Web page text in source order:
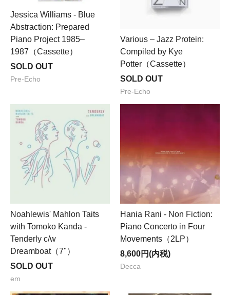
Jessica Williams - Blue
Abstraction: Prepared
Piano Project 1985–
1987（Cassette）
SOLD OUT
Pre-Echo
Various – Jazz Protein:
Compiled by Kye
Potter（Cassette）
SOLD OUT
Pre-Echo
Noahlewis' Mahlon Taits
with Tomoko Kanda -
Tenderly c/w
Dreamboat（7"）
SOLD OUT
em
Hania Rani - Non Fiction:
Piano Concerto in Four
Movements（2LP）
8,600円(内税)
Decca